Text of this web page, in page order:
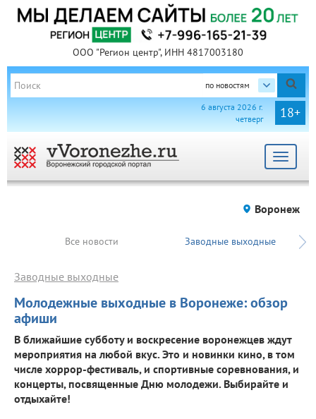
ООО "Регион центр", ИНН 4817003180
по новостям
18+
6 августа 2026 г.
четверг
Toggle
Воронеж
Все новости Заводные выходные
Молодежные выходные в Воронеже: обзор
афиши
Заводные выходные
В ближайшие субботу и воскресение воронежцев ждут
мероприятия на любой вкус. Это и новинки кино, в том
числе хоррор-фестиваль, и спортивные соревнования, и
концерты, посвященные Дню молодежи. Выбирайте и
отдыхайте!